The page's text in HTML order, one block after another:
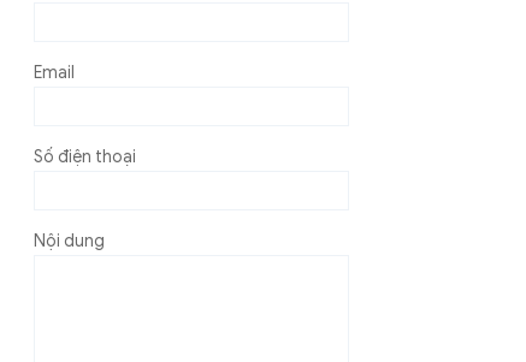
Email
Số điện thoại
Nội dung